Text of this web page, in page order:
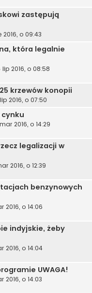
zastępują
2016, o 09:43
która legalnie
lip 2016, o 08:58
krzewów konopii
2016, o 07:50
cynku
2016, o 14:29
legalizacji w
2016, o 12:39
benzynowych
2016, o 14:06
indyjskie, żeby
2016, o 14:04
UWAGA!
2016, o 14:03